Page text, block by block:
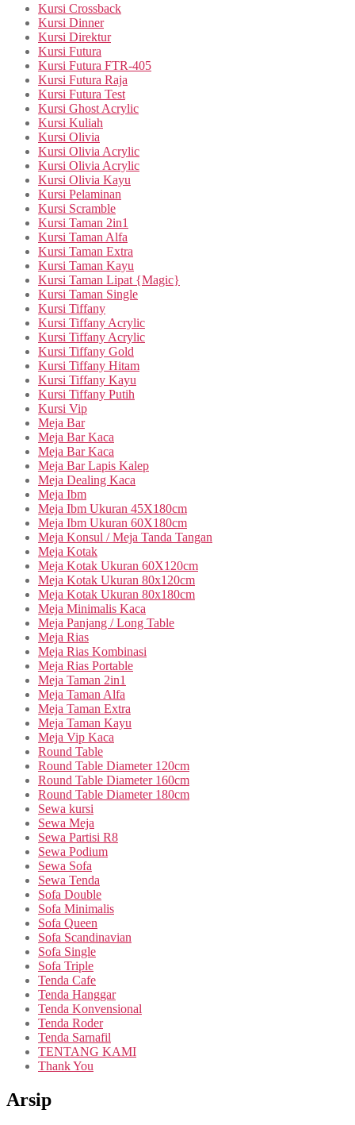
Kursi Crossback
Kursi Dinner
Kursi Direktur
Kursi Futura
Kursi Futura FTR-405
Kursi Futura Raja
Kursi Futura Test
Kursi Ghost Acrylic
Kursi Kuliah
Kursi Olivia
Kursi Olivia Acrylic
Kursi Olivia Acrylic
Kursi Olivia Kayu
Kursi Pelaminan
Kursi Scramble
Kursi Taman 2in1
Kursi Taman Alfa
Kursi Taman Extra
Kursi Taman Kayu
Kursi Taman Lipat {Magic}
Kursi Taman Single
Kursi Tiffany
Kursi Tiffany Acrylic
Kursi Tiffany Acrylic
Kursi Tiffany Gold
Kursi Tiffany Hitam
Kursi Tiffany Kayu
Kursi Tiffany Putih
Kursi Vip
Meja Bar
Meja Bar Kaca
Meja Bar Kaca
Meja Bar Lapis Kalep
Meja Dealing Kaca
Meja Ibm
Meja Ibm Ukuran 45X180cm
Meja Ibm Ukuran 60X180cm
Meja Konsul / Meja Tanda Tangan
Meja Kotak
Meja Kotak Ukuran 60X120cm
Meja Kotak Ukuran 80x120cm
Meja Kotak Ukuran 80x180cm
Meja Minimalis Kaca
Meja Panjang / Long Table
Meja Rias
Meja Rias Kombinasi
Meja Rias Portable
Meja Taman 2in1
Meja Taman Alfa
Meja Taman Extra
Meja Taman Kayu
Meja Vip Kaca
Round Table
Round Table Diameter 120cm
Round Table Diameter 160cm
Round Table Diameter 180cm
Sewa kursi
Sewa Meja
Sewa Partisi R8
Sewa Podium
Sewa Sofa
Sewa Tenda
Sofa Double
Sofa Minimalis
Sofa Queen
Sofa Scandinavian
Sofa Single
Sofa Triple
Tenda Cafe
Tenda Hanggar
Tenda Konvensional
Tenda Roder
Tenda Sarnafil
TENTANG KAMI
Thank You
Arsip